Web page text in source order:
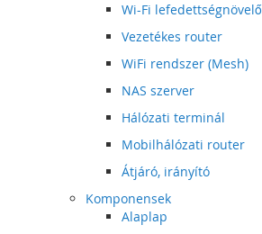
Wi-Fi lefedettségnövelő
Vezetékes router
WiFi rendszer (Mesh)
NAS szerver
Hálózati terminál
Mobilhálózati router
Átjáró, irányító
Komponensek
Alaplap